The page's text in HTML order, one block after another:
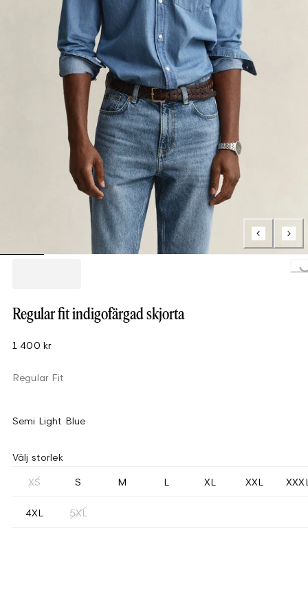
Loading...
Regular fit indigofärgad skjorta
1 400 kr
Regular Fit
Semi Light Blue
Välj storlek
XS S M L XL XXL
4XL 5XL